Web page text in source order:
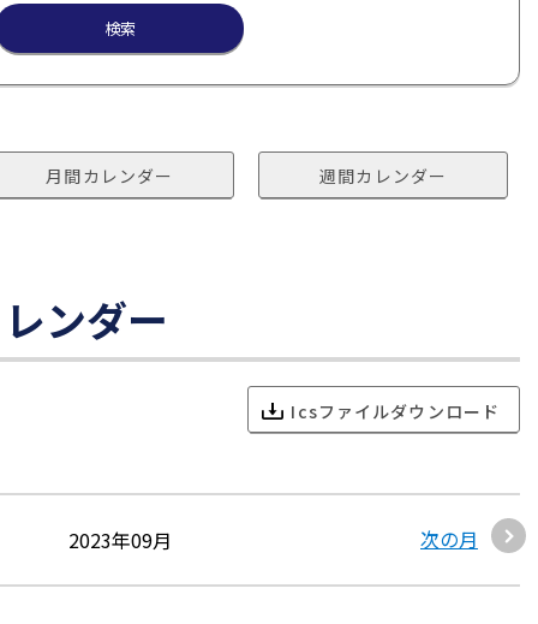
検索
月間カレンダー 週間カレンダー
ンダー
Icsファイルダウンロード
2023年09月 次の月